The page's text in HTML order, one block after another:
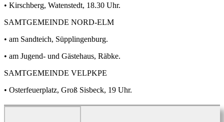
• Kirschberg, Watenstedt, 18.30 Uhr.
SAMTGEMEINDE NORD-ELM
• am Sandteich, Süpplingenburg.
• am Jugend- und Gästehaus, Räbke.
SAMTGEMEINDE VELPKPE
• Osterfeuerplatz, Groß Sisbeck, 19 Uhr.